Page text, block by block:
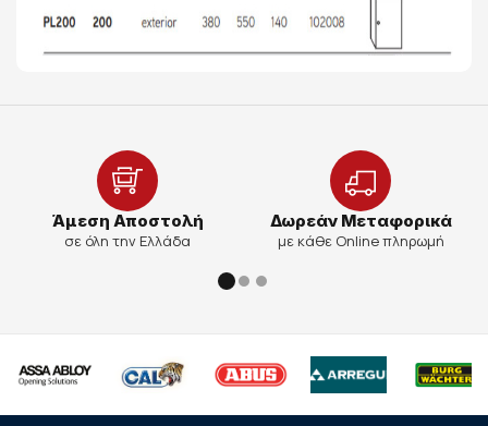
Άμεση Αποστολή
σε όλη την Ελλάδα
Δωρεάν Μεταφορικά
με κάθε Online πληρωμή